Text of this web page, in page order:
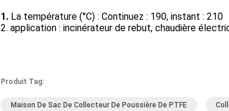
1. La température (°C) : Continuez : 190, instant : 210
2. application : incinérateur de rebut, chaudière
Produit Tag:
Maison De Sac De Collecteur De Poussière De PTFE